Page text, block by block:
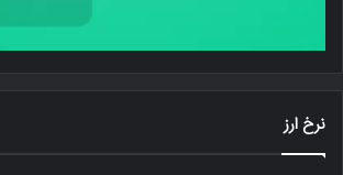
نرخ ارز